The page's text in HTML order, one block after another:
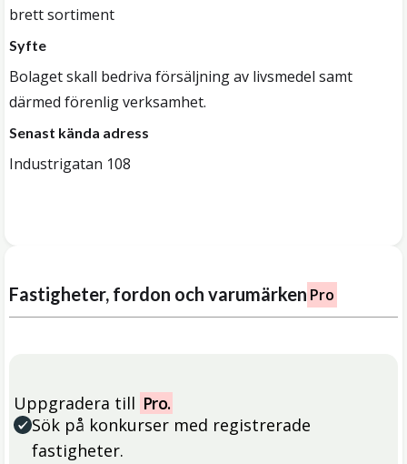
brett sortiment
Syfte
Bolaget skall bedriva försäljning av livsmedel samt
därmed förenlig verksamhet.
Senast kända adress
Industrigatan 108
Fastigheter, fordon och varumärken Pro
Uppgradera till Pro.
Sök på konkurser med registrerade
fastigheter.